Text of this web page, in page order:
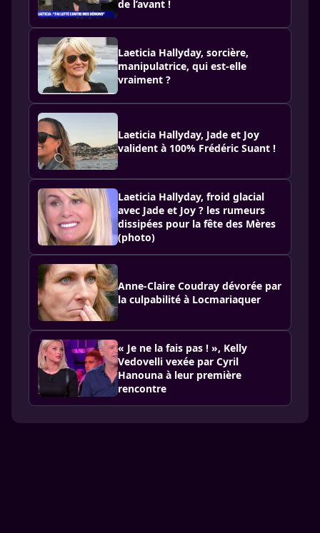
de l’avant !
Laeticia Hallyday, sorcière,
manipulatrice, qui est-elle
vraiment ?
Laeticia Hallyday, Jade et Joy
valident à 100% Frédéric Suant !
Laeticia Hallyday, froid glacial
avec Jade et Joy ? les rumeurs
dissipées pour la fête des Mères
(photo)
Anne-Claire Coudray dévorée par
la culpabilité à Locmariaquer
« Je ne la fais pas ! », Kelly
Vedovelli vexée par Cyril
Hanouna à leur première
rencontre